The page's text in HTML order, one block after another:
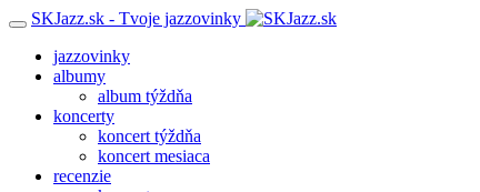
SKJazz.sk - Tvoje jazzovinky
jazzovinky
albumy
album týždňa
koncerty
koncert týždňa
koncert mesiaca
recenzie